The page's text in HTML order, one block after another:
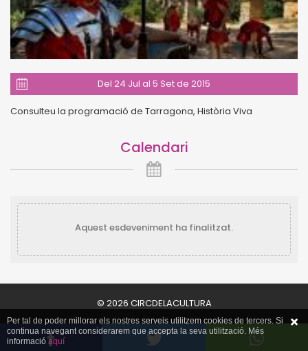
Del 24 Jul al 5 Set de 2015
Consulteu la programació de Tarragona, Història Viva
Calendari
Aquest esdeveniment ha finalitzat.
© 2026 CIRCDELACULTURA
Per tal de poder millorar els nostres serveis utilitzem cookies de tercers. Si
continua navegant considerarem que accepta la seva utilització. Més
informacióaquí